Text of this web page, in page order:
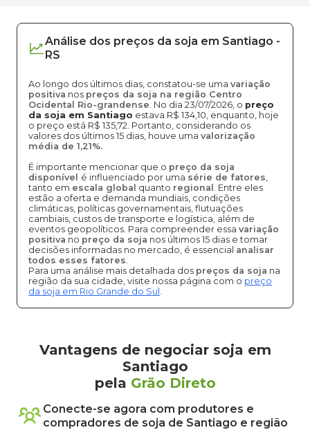
Análise dos preços da soja em Santiago -
RS
Ao longo dos últimos dias, constatou-se uma variação
positiva nos preços da soja na região Centro
Ocidental Rio-grandense. No dia 23/07/2026, o preço
da soja em Santiago estava R$ 134,10, enquanto, hoje
o preço está R$ 135,72. Portanto, considerando os
valores dos últimos 15 dias, houve uma valorização
média de 1,21%.
É importante mencionar que o preço da soja
disponível é influenciado por uma série de fatores,
tanto em escala global quanto regional . Entre eles
estão a oferta e demanda mundiais, condições
climáticas, políticas governamentais, flutuações
cambiais, custos de transporte e logística, além de
eventos geopolíticos. Para compreender essa variação
positiva no preço da soja nos últimos 15 dias e tomar
decisões informadas no mercado, é essencial analisar
todos esses fatores.
Para uma análise mais detalhada dos preços da soja na
região da sua cidade, visite nossa página com o preço
da soja em Rio Grande do Sul .
Vantagens de negociar soja em
Santiago
pela Grão Direto
Conecte-se agora com produtores e
compradores de soja de Santiago e região